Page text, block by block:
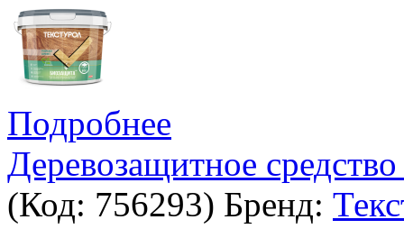
Подробнее
Деревозащитное
(Код: 756293) Бренд: